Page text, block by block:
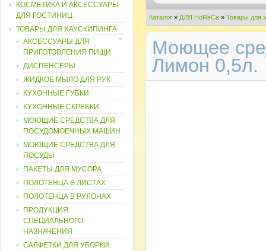
Каталог » ДЛЯ HoReCa » Товары для
Моющее
Лимон 0,5л.
КОСМЕТИКА И АКСЕССУАРЫ
ДЛЯ ГОСТИНИЦ
ТОВАРЫ ДЛЯ ХАУСКИПИНГА
АКСЕССУАРЫ ДЛЯ
ПРИГОТОВЛЕНИЯ ПИЩИ
ДИСПЕНСЕРЫ
ЖИДКОЕ МЫЛО ДЛЯ РУК
КУХОННЫЕ ГУБКИ
КУХОННЫЕ СКРЕБКИ
МОЮЩИЕ СРЕДСТВА ДЛЯ
ПОСУДОМОЕЧНЫХ МАШИН
МОЮЩИЕ СРЕДСТВА ДЛЯ
ПОСУДЫ
ПАКЕТЫ ДЛЯ МУСОРА
ПОЛОТЕНЦА В ЛИСТАХ
ПОЛОТЕНЦА В РУЛОНАХ
ПРОДУКЦИЯ
СПЕЦИАЛЬНОГО
НАЗНАЧЕНИЯ
САЛФЕТКИ ДЛЯ УБОРКИ